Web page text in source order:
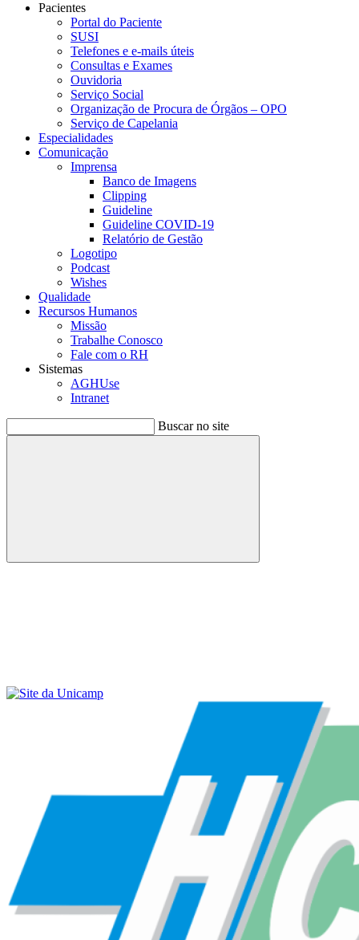
Pacientes
Portal do Paciente
SUSI
Telefones e e-mails úteis
Consultas e Exames
Ouvidoria
Serviço Social
Organização de Procura de Órgãos – OPO
Serviço de Capelania
Especialidades
Comunicação
Imprensa
Banco de Imagens
Clipping
Guideline
Guideline COVID-19
Relatório de Gestão
Logotipo
Podcast
Wishes
Qualidade
Recursos Humanos
Missão
Trabalhe Conosco
Fale com o RH
Sistemas
AGHUse
Intranet
Buscar no site
Buscar